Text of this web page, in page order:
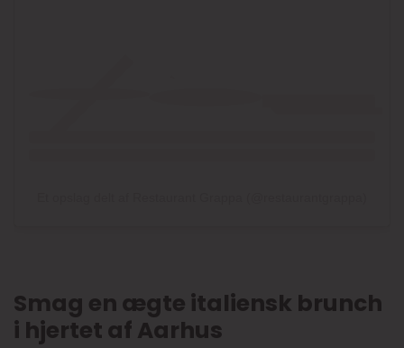
Smag en ægte italiensk brunch
i hjertet af Aarhus